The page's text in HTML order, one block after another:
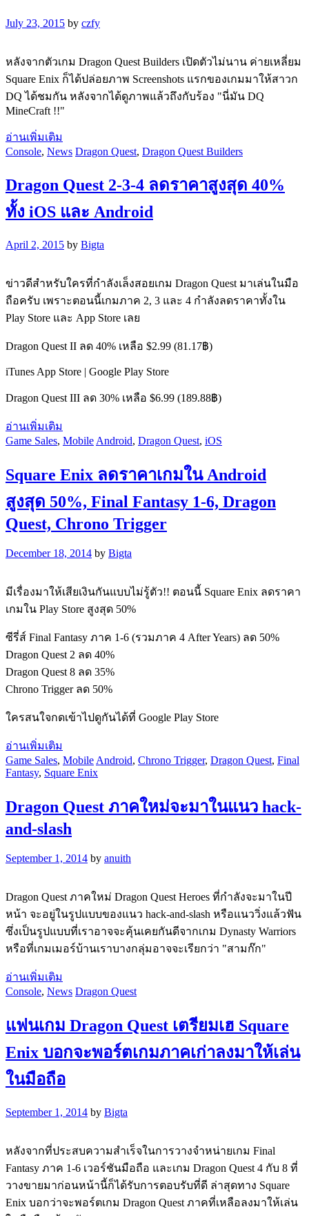
July 23, 2015 by czfy
หลังจากตัวเกม Dragon Quest Builders เปิดตัวไม่นาน ค่ายเหลี่ยม
Square Enix ก็ได้ปล่อยภาพ Screenshots แรกของเกมมาให้สาวก
DQ ได้ชมกัน หลังจากได้ดูภาพแล้วถึงกับร้อง "นี่มัน DQ
MineCraft !!"
อ่านเพิ่มเติม
Console, News Dragon Quest, Dragon Quest Builders
Dragon Quest 2-3-4 ลดราคาสูงสุด 40%
ทั้ง iOS และ Android
April 2, 2015 by Bigta
ข่าวดีสำหรับใครที่กำลังเล็งสอยเกม Dragon Quest มาเล่นในมือ
ถือครับ เพราะตอนนี้เกมภาค 2, 3 และ 4 กำลังลดราคาทั้งใน
Play Store และ App Store เลย
Dragon Quest II ลด 40% เหลือ $2.99 (81.17฿)
iTunes App Store | Google Play Store
Dragon Quest III ลด 30% เหลือ $6.99 (189.88฿)
อ่านเพิ่มเติม
Game Sales, Mobile Android, Dragon Quest, iOS
Square Enix ลดราคาเกมใน Android
สูงสุด 50%, Final Fantasy 1-6, Dragon
Quest, Chrono Trigger
December 18, 2014 by Bigta
มีเรื่องมาให้เสียเงินกันแบบไม่รู้ตัว!! ตอนนี้ Square Enix ลดราคา
เกมใน Play Store สูงสุด 50%
ซีรี่ส์ Final Fantasy ภาค 1-6 (รวมภาค 4 After Years) ลด 50%
Dragon Quest 2 ลด 40%
Dragon Quest 8 ลด 35%
Chrono Trigger ลด 50%
ใครสนใจกดเข้าไปดูกันได้ที่ Google Play Store
อ่านเพิ่มเติม
Game Sales, Mobile Android, Chrono Trigger, Dragon Quest, Final
Fantasy, Square Enix
Dragon Quest ภาคใหม่จะมาในแนว hack-
and-slash
September 1, 2014 by anuith
Dragon Quest ภาคใหม่ Dragon Quest Heroes ที่กำลังจะมาในปี
หน้า จะอยู่ในรูปแบบของแนว hack-and-slash หรือแนววิ่งแล้วฟัน
ซึ่งเป็นรูปแบบที่เราอาจจะคุ้นเคยกันดีจากเกม Dynasty Warriors
หรือที่เกมเมอร์บ้านเราบางกลุ่มอาจจะเรียกว่า "สามก๊ก"
อ่านเพิ่มเติม
Console, News Dragon Quest
แฟนเกม Dragon Quest เตรียมเฮ Square
Enix บอกจะพอร์ตเกมภาคเก่าลงมาให้เล่น
ในมือถือ
September 1, 2014 by Bigta
หลังจากที่ประสบความสำเร็จในการวางจำหน่ายเกม Final
Fantasy ภาค 1-6 เวอร์ชันมือถือ และเกม Dragon Quest 4 กับ 8 ที่
วางขายมาก่อนหน้านี้ก็ได้รับการตอบรับที่ดี ล่าสุดทาง Square
Enix บอกว่าจะพอร์ตเกม Dragon Quest ภาคที่เหลือลงมาให้เล่น